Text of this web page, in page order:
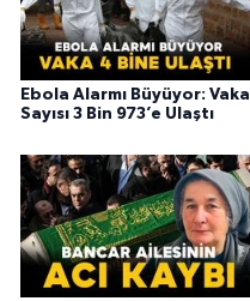
Ebola Alarmı Büyüyor: Vaka
Sayısı 3 Bin 973’e Ulaştı